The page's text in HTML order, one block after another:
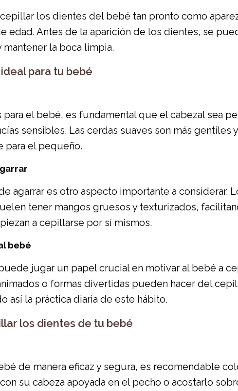
los dientes del bebé tan pronto como
edad. Antes de la aparición de los dientes, se
la boca limpia.
para tu bebé
el bebé, es fundamental que el cabezal sea
sensibles. Las cerdas suaves son más
para el pequeño.
agarrar es otro aspecto importante a considerar.
tener mangos gruesos y texturizados,
a cepillarse por sí mismos.
bebé
jugar un papel crucial en motivar al bebé a
o formas divertidas pueden hacer del
así la práctica diaria de este hábito.
los dientes de tu bebé
de manera eficaz y segura, es recomendable
su cabeza apoyada en el pecho o acostarlo